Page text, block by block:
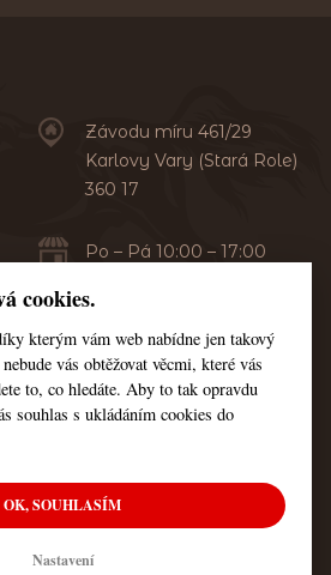
Závodu míru 461/29
Karlovy Vary (Stará Role)
360 17
Po – Pá 10:00 – 17:00
+420 353 549 410
+420 608 444 378
vyhrazena JanaHorse
cookies.
kterým vám web nabídne jen takový
vás obtěžovat věcmi, které vás
to, co hledáte. Aby to tak opravdu
souhlas s ukládáním cookies do
OK, SOUHLASÍM
Nastavení